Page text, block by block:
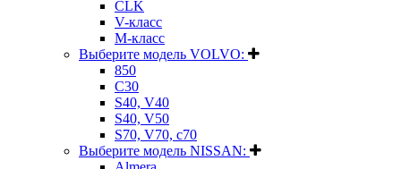
CLK
V-класс
M-класс
Выберите модель VOLVO:
850
C30
S40, V40
S40, V50
S70, V70, c70
Выберите модель NISSAN: